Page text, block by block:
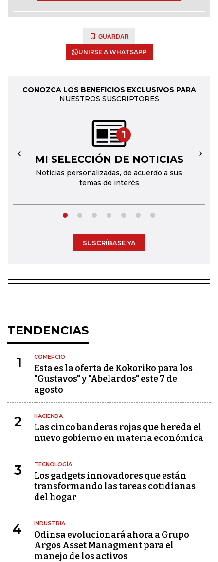
GUARDAR
UNIRSE A WHATSAPP
CONOZCA LOS BENEFICIOS EXCLUSIVOS PARA
NUESTROS SUSCRIPTORES
1
MI SELECCIÓN DE NOTICIAS
Noticias personalizadas, de acuerdo a sus
temas de interés
← →
SUSCRÍBASE YA
TENDENCIAS
1 COMERCIO
Esta es la oferta de Kokoriko para los
"Gustavos" y "Abelardos" este 7 de
agosto
2 HACIENDA
Las cinco banderas rojas que hereda el
nuevo gobierno en materia económica
3 TECNOLOGÍA
Los gadgets innovadores que están
transformando las tareas cotidianas
del hogar
4 INDUSTRIA
Odinsa evolucionará ahora a Grupo
Argos Asset Managment para el
manejo de los activos